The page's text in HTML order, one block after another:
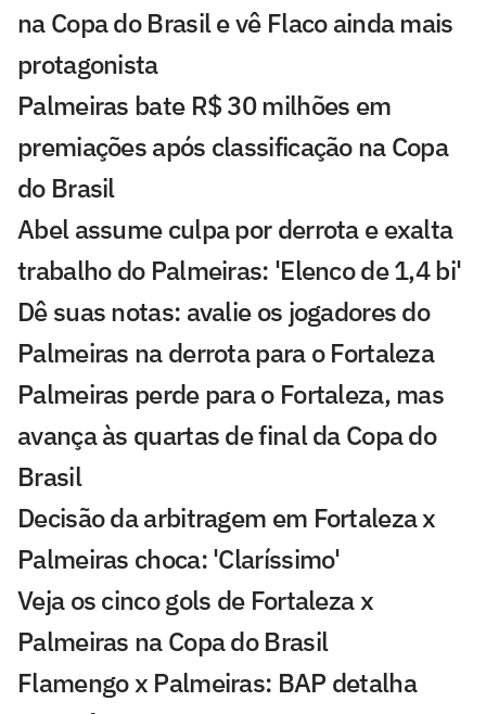
na Copa do Brasil e vê Flaco ainda mais
protagonista
Palmeiras bate R$ 30 milhões em
premiações após classificação na Copa
do Brasil
Abel assume culpa por derrota e exalta
trabalho do Palmeiras: 'Elenco de 1,4 bi'
Dê suas notas: avalie os jogadores do
Palmeiras na derrota para o Fortaleza
Palmeiras perde para o Fortaleza, mas
avança às quartas de final da Copa do
Brasil
Decisão da arbitragem em Fortaleza x
Palmeiras choca: 'Claríssimo'
Veja os cinco gols de Fortaleza x
Palmeiras na Copa do Brasil
Flamengo x Palmeiras: BAP detalha